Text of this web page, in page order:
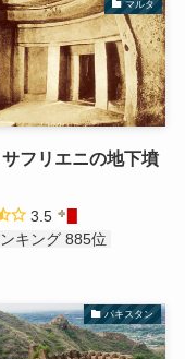
マルタ
フリエニの地下墳
3.5
キング 885位
パキスタン